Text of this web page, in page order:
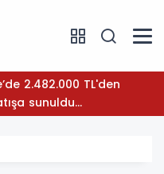
sunuldu...